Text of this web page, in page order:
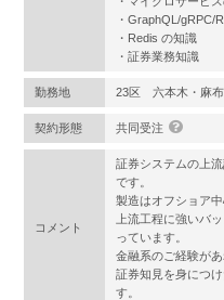
・GraphQL/gRPC/
・Redis の知識
・証券業務知識
勤務地 23区 六本木・麻布
契約形態 共同受注
コメント
証券システムの上
です。
製造はオフショア
上流工程に強いバ
っています。
金融系のご経験が
証券知見を身につ
す。